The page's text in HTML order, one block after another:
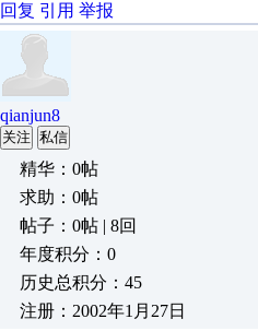
回复 引用 举报
qianjun8
关注 私信
精华：0帖
求助：0帖
帖子：0帖 | 8回
年度积分：0
历史总积分：45
注册：2002年1月27日